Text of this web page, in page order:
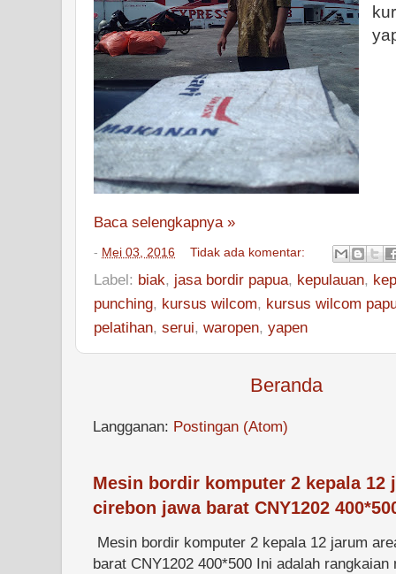
Baca selengkapnya »
- Mei 03, 2016 Tidak ada komentar:
Label: biak, jasa bordir papua, kepulauan,
punching, kursus wilcom, kursus wilcom
pelatihan, serui, waropen, yapen
Beranda
Langganan: Postingan (Atom)
Mesin bordir komputer 2 kepala 12
cirebon jawa barat CNY1202
Mesin bordir komputer 2 kepala 12 jarum
barat CNY1202 400*500 Ini adalah